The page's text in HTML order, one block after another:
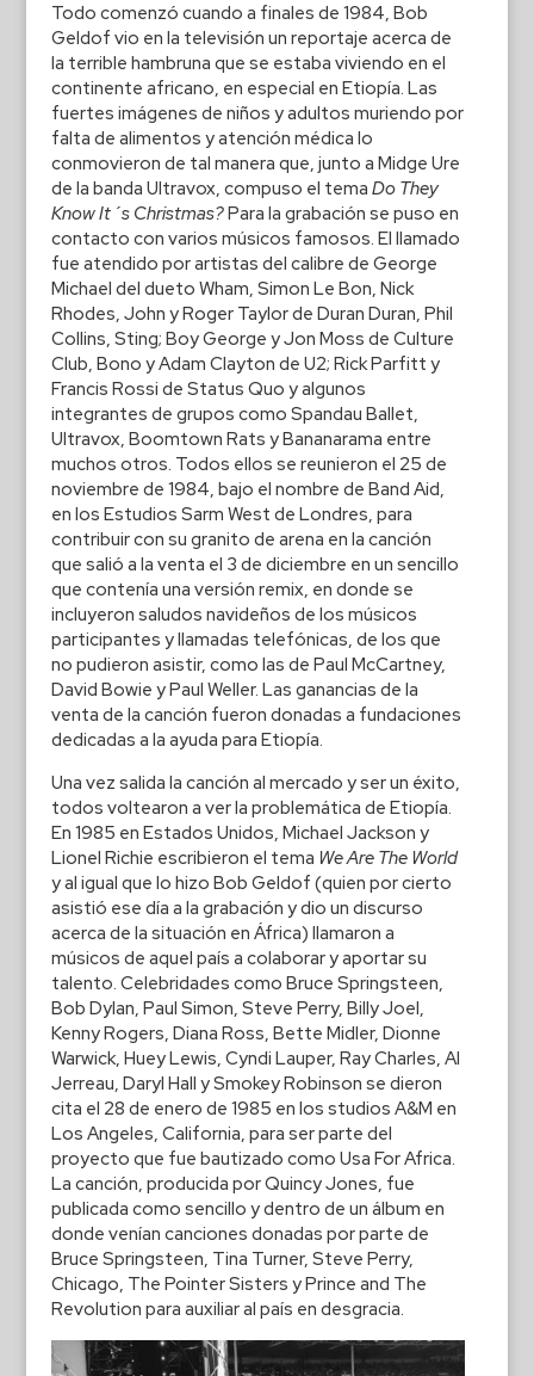
Todo comenzó cuando a finales de 1984, Bob
Geldof vio en la televisión un reportaje acerca de
la terrible hambruna que se estaba viviendo en el
continente africano, en especial en Etiopía. Las
fuertes imágenes de niños y adultos muriendo por
falta de alimentos y atención médica lo
conmovieron de tal manera que, junto a Midge Ure
de la banda Ultravox, compuso el tema Do They
Know It´s Christmas?Para la grabación se puso en
contacto con varios músicos famosos. El llamado
fue atendido por artistas del calibre de George
Michael del dueto Wham, Simon Le Bon, Nick
Rhodes, John y Roger Taylor de Duran Duran, Phil
Collins, Sting; Boy George y Jon Moss de Culture
Club, Bono y Adam Clayton de U2; Rick Parfitt y
Francis Rossi de Status Quo y algunos
integrantes de grupos como Spandau Ballet,
Ultravox, Boomtown Rats y Bananarama entre
muchos otros. Todos ellos se reunieron el 25 de
noviembre de 1984, bajo el nombre de Band Aid,
en los Estudios Sarm West de Londres, para
contribuir con su granito de arena en la canción
que salió a la venta el 3 de diciembre en un sencillo
que contenía una versión remix, en donde se
incluyeron saludos navideños de los músicos
participantes y llamadas telefónicas, de los que
no pudieron asistir, como las de Paul McCartney,
David Bowie y Paul Weller. Las ganancias de la
venta de la canción fueron donadas a fundaciones
dedicadas a la ayuda para Etiopía.
Una vez salida la canción al mercado y ser un éxito,
todos voltearon a ver la problemática de Etiopía.
En 1985 en Estados Unidos, Michael Jackson y
Lionel Richie escribieron el tema We Are The World
y al igual que lo hizo Bob Geldof (quien por cierto
asistió ese día a la grabación y dio un discurso
acerca de la situación en África) llamaron a
músicos de aquel país a colaborar y aportar su
talento. Celebridades como Bruce Springsteen,
Bob Dylan, Paul Simon, Steve Perry, Billy Joel,
Kenny Rogers, Diana Ross, Bette Midler, Dionne
Warwick, Huey Lewis, Cyndi Lauper, Ray Charles, Al
Jerreau, Daryl Hall y Smokey Robinson se dieron
cita el 28 de enero de 1985 en los studios A&M en
Los Angeles, California, para ser parte del
proyecto que fue bautizado como Usa For Africa.
La canción, producida por Quincy Jones, fue
publicada como sencillo y dentro de un álbum en
donde venían canciones donadas por parte de
Bruce Springsteen, Tina Turner, Steve Perry,
Chicago, The Pointer Sisters y Prince and The
Revolution para auxiliar al país en desgracia.